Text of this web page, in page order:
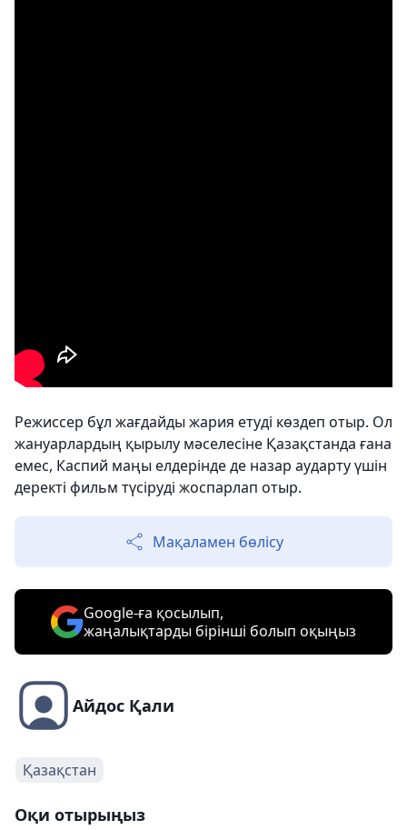
Режиссер бұл жағдайды жария етуді көздеп отыр. Ол
жануарлардың қырылу мәселесіне Қазақстанда ғана
емес, Каспий маңы елдерінде де назар аударту үшін
деректі фильм түсіруді жоспарлап отыр.
Мақаламен бөлісу
Google-ға қосылып,
жаңалықтарды бірінші болып оқыңыз
Айдос Қали
Қазақстан
Оқи отырыңыз